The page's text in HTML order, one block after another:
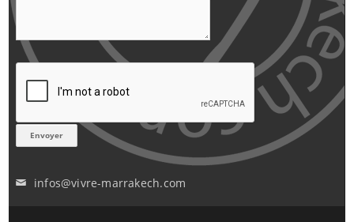
✉ infos@vivre-marrakech.com